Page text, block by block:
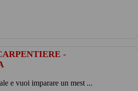
-
e vuoi imparare un mest ...